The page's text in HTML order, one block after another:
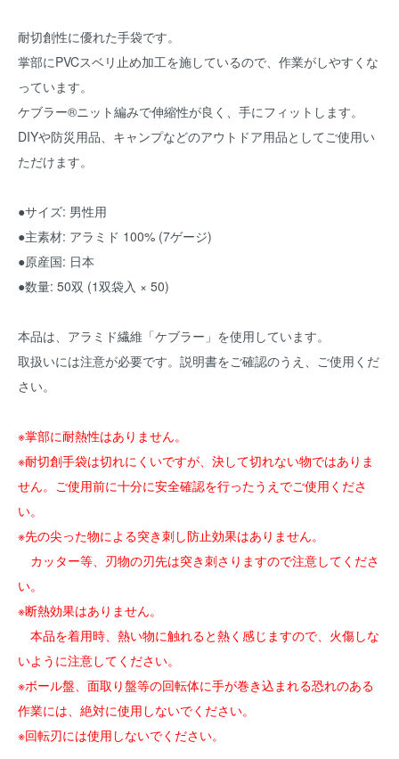
耐切創性に優れた手袋です。
掌部にPVCスベリ止め加工を施しているので、作業がしやすくな
っています。
ケブラー®ニット編みで伸縮性が良く、手にフィットします。
DIYや防災用品、キャンプなどのアウトドア用品としてご使用い
ただけます。
●サイズ: 男性用
●主素材: アラミド 100% (7ゲージ)
●原産国: 日本
●数量: 50双 (1双袋入 × 50)
本品は、アラミド繊維「ケブラー」を使用しています。
取扱いには注意が必要です。説明書をご確認のうえ、ご使用くだ
さい。
※掌部に耐熱性はありません。
※耐切創手袋は切れにくいですが、決して切れない物ではありま
せん。ご使用前に十分に安全確認を行ったうえでご使用くださ
い。
※先の尖った物による突き刺し防止効果はありません。
カッター等、刃物の刃先は突き刺さりますので注意してくださ
い。
※断熱効果はありません。
本品を着用時、熱い物に触れると熱く感じますので、火傷しな
いように注意してください。
※ボール盤、面取り盤等の回転体に手が巻き込まれる恐れのある
作業には、絶対に使用しないでください。
※回転刃には使用しないでください。